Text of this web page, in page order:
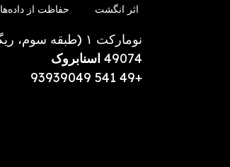
اثر انگشت حفاظت از داده‌ها
نومارکت ۱ (طبقه سوم، ریگوس)
49074 اسنابروک
+49 541 93939049